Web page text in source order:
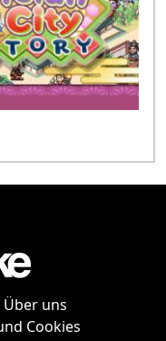
Über uns
Cookies